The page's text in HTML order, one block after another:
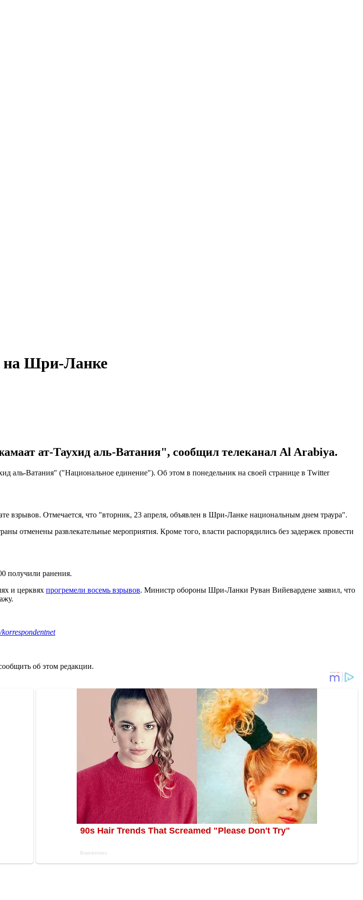
на Шри-Ланке
ат-Таухид аль-Ватания", сообщил телеканал Al Arabiya.
аль-Ватания" ("Национальное единение"). Об этом в понедельник на своей странице в Twitter
взрывов. Отмечается, что "вторник, 23 апреля, объявлен в Шри-Ланке национальным днем траура".
отменены развлекательные мероприятия. Кроме того, власти распорядились без задержек провести
получили ранения.
и церквях прогремели восемь взрывов. Министр обороны Шри-Ланки Руван Вийевардене заявил, что
об этом редакции.